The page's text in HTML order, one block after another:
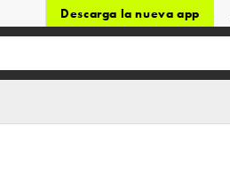
Descarga la nueva app